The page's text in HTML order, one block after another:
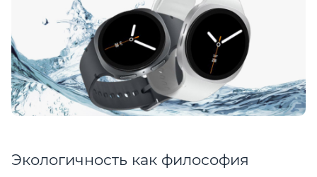
Экологичность как философия